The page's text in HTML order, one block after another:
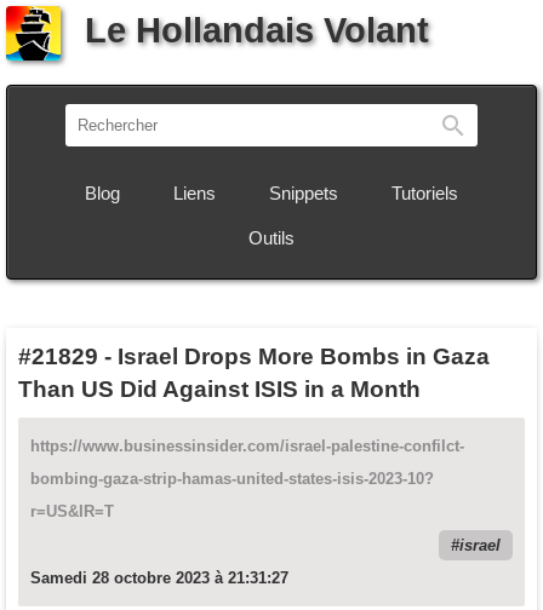
Le Hollandais Volant
Blog Liens Snippets Tutoriels
Outils
#21829 - Israel Drops More Bombs in Gaza
Than US Did Against ISIS in a Month
https://www.businessinsider.com/israel-palestine-confilct-
bombing-gaza-strip-hamas-united-states-isis-2023-10?
r=US&IR=T
israel
Samedi 28 octobre 2023 à 21:31:27